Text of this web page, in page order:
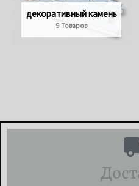
декоративный камень
9 Товаров